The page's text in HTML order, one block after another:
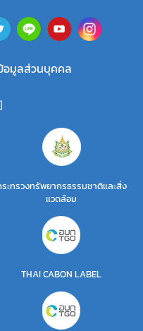
อมูลส่วนบุคคล
ะทรวงทรัพยากรธรรมชาติและสิ่ง
แวดล้อม
THAI CABON LABEL